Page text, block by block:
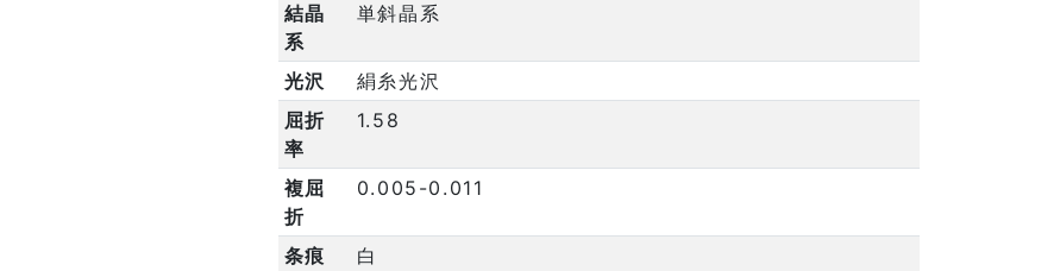
結晶
系
単斜晶系
光沢
絹糸光沢
屈折
率
1.58
複屈
折
0.005-0.011
条痕
白